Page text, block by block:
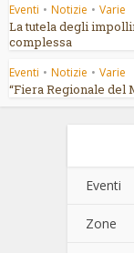
Eventi • Notizie • Varie
La tutela degli
complessa
Eventi • Notizie • Varie
“Fiera Regionale del
Eventi
Zone